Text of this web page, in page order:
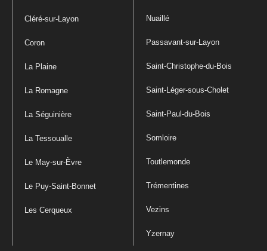
Cléré-sur-Layon
Coron
La Plaine
La Romagne
La Séguinière
La Tessoualle
Le May-sur-Èvre
Le Puy-Saint-Bonnet
Les Cerqueux
Nuaillé
Passavant-sur-Layon
Saint-Christophe-du-Bois
Saint-Léger-sous-Cholet
Saint-Paul-du-Bois
Somloire
Toutlemonde
Trémentines
Vezins
Yzernay